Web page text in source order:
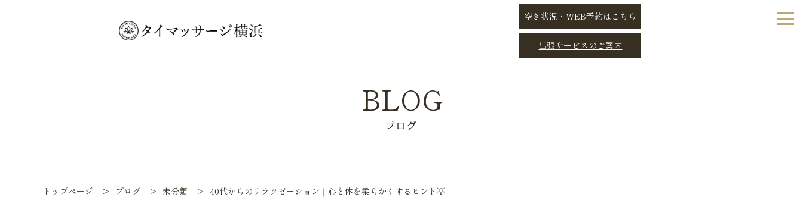
空き状況・WEB予約はこちら
出張サービスのご案内
ブログ
BLOG
トップページ > ブログ > 未分類 > 40代からのリラクゼーション｜心と体を柔らかくするヒント💡